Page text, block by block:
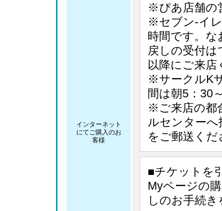
インターネット
にてご購入のお
客様
※ぴあ店舗の
※セブン-イ
時間です。な
戻しの受付は
以降にご来
※サークルK
間は朝5：30
※ご来店の都
ルセンター
をご郵送くだ
■チケットを
Myページの
しのお手続